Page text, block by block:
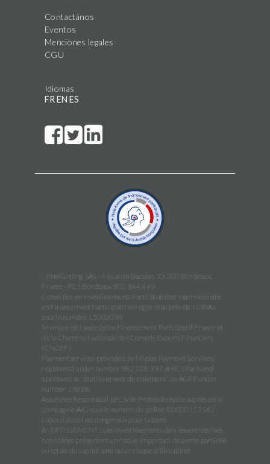
Contactános
Eventos
Menciones legales
CGU
Idiomas
FR EN ES
WineFunding SAS · 4 quai de Bacalan, 33 300 Bordeaux,
France · RCS Bordeaux 802 844 449
Conseiller en Investissements Participatifs et Intermédiaire
en Financement Participatif enregistré auprès de l'ORIAS
sous le numéro 15003095
Membre de l'association Financement Participatif France et
de la Chambre Nationale des Conseils Experts Financiers
(CNCEF)
Payment services provided by Mipise Payment Servives,
registered under number 982 228 397 at RCS Paris and
approved as "établissement de paiement" by ACPR under
number 17838.
Assurance Responsabilité Civile Professionnelle auprès de la
compagnie AIG sous le numéro de police RD02011216Y
L’abus d’alcool est dangereux pour la santé
AVERTISSEMENT : Les investissements dans les entreprises
non cotées présentent un risque important de perte partielle
ou totale du capital ainsi qu’un risque d’illiquidité